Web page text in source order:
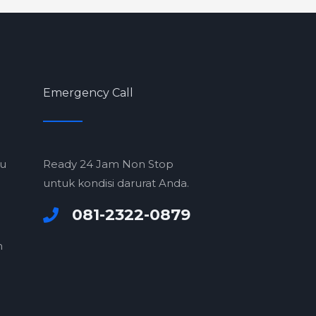
Emergency Call
Ready 24 Jam Non Stop
untuk kondisi darurat Anda.
081-2322-0879